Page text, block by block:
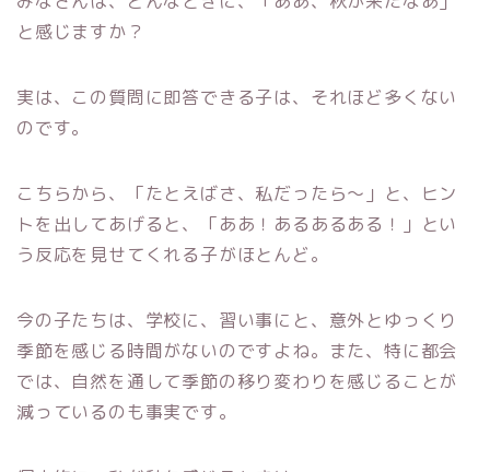
と感じますか？
実は、この質問に即答できる子は、それほど多くない
のです。
こちらから、「たとえばさ、私だったら～」と、ヒン
トを出してあげると、「ああ！あるあるある！」とい
う反応を見せてくれる子がほとんど。
今の子たちは、学校に、習い事にと、意外とゆっくり
季節を感じる時間がないのですよね。また、特に都会
では、自然を通して季節の移り変わりを感じることが
減っているのも事実です。